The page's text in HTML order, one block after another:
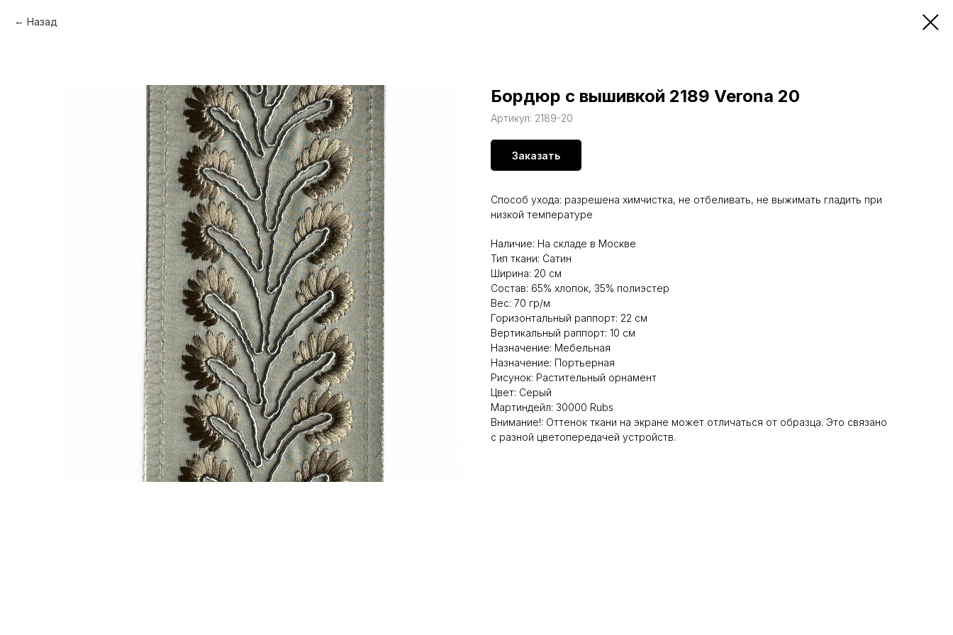
Назад
Бордюр с вышивкой 2189 Verona 20
Артикул: 2189-20
Заказать
Способ ухода: разрешена химчистка, не отбеливать, не выжимать гладить при
низкой температуре
Наличие: На складе в Москве
Тип ткани: Сатин
Ширина: 20 см
Состав: 65% хлопок, 35% полиэстер
Вес: 70 гр/м
Горизонтальный раппорт: 22 см
Вертикальный раппорт: 10 см
Назначение: Мебельная
Назначение: Портьерная
Рисунок: Растительный орнамент
Цвет: Серый
Мартиндейл: 30000 Rubs
Внимание!: Оттенок ткани на экране может отличаться от образца. Это связано
с разной цветопередачей устройств.